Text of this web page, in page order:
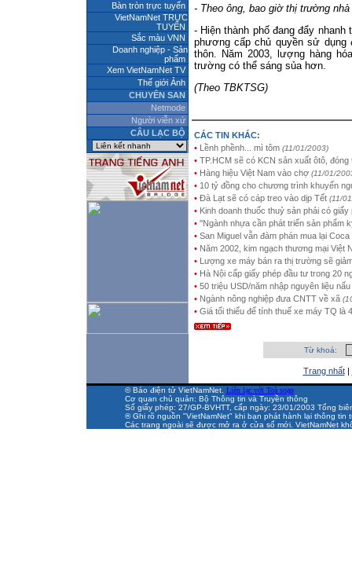
Bàn tròn trực tuyến
VietNamNet TRỰC
TUYẾN
Sắc màu VNN
Doanh nghiệp - Sản
phẩm
Xem VietNamNet TV
Thế giới Ảnh
CHUYÊN SAN
Netmode
Người viễn xứ
CÂU LẠC BỘ
- Theo ông, bao giờ thị trường
- Hiện thành phố đang đẩy
phương cấp chủ quyền sử
thôn. Năm 2003, lượng hàng
trường có thể sáng sủa hơn.
(Theo TBKTSG)
CÁC TIN KHÁC:
• Lềnh phềnh... mì tôm (11/01/2003)
• TP.HCM sẽ có KCN sản xuất ôtô, đóng
• Hàng hiệu Việt Nam vào chợ (11/01/
• 10 tỷ đồng cho chương trình khuyến
• Đà Lạt sẽ có cáp treo vào dịp Tết (11/
• Kinh doanh thuốc thuỷ sản phải có giấy
• ''Ngành nhựa cần phát triển sản phẩm
• San Miguel vẫn đàm phán mua lại Coca
• Năm 2002, kim ngạch thương mại Việt
• Lượng xe máy bán ra thị trường sẽ
• Hà Nội cấp giấy phép đầu tư trong 20
• 50 triệu USD/năm nhập nguyên liệu
• Ngành nông nghiệp đưa CNTT về xã
• Giá tối thiểu để tính thuế xe máy TQ là
Từ khoá:
Trang nhất|
© Báo điện tử VietNamNet. Liên lạc với Toà soạn
Cơ quan chủ quản: Bộ Thông tin và Truyền thông
Số giấy phép: 27/GP-BVHTT, cấp ngày: 23/01/2003 Tổng
® Ghi rõ nguồn "VietNamNet" khi bạn phát hành lại thông tin
Các trang ngoài sẽ được mở ra ở cửa sổ mới. VietNamNet